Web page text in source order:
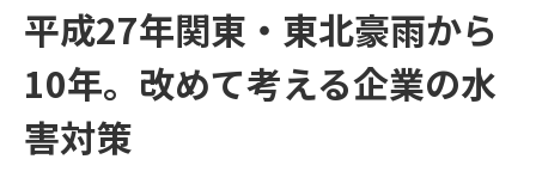
採用情報
平成27年関東・東北豪雨から
10年。改めて考える企業の水
害対策